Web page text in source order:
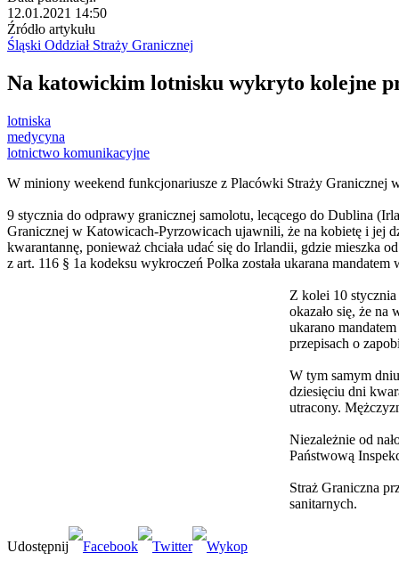
12.01.2021 14:50
Źródło artykułu
Śląski Oddział Straży Granicznej
Na katowickim lotnisku wykryto kolejne
lotniska
medycyna
lotnictwo komunikacyjne
W miniony weekend funkcjonariusze z Placówki Straży Granicznej
9 stycznia do odprawy granicznej samolotu, lecącego do Dublina
Granicznej w Katowicach-Pyrzowicach ujawnili, że na kobietę i jej
kwarantannę, ponieważ chciała udać się do Irlandii, gdzie mieszka
z art. 116 § 1a kodeksu wykroczeń Polka została ukarana mandatem
Z kolei 10
okazało się, że na
ukarano
przepisach o
W tym samym
dziesięciu dni
utracony.
Niezależnie od
Państwową
Straż Graniczna
sanitarnych.